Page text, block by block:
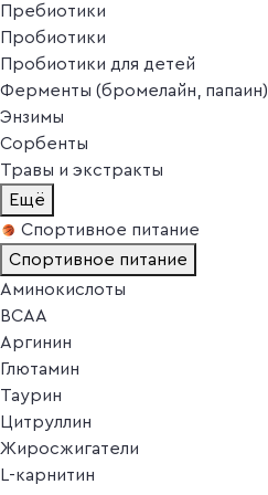
Пребиотики
Пробиотики
Пробиотики для детей
Ферменты (бромелайн, папаин)
Энзимы
Сорбенты
Травы и экстракты
Ещё
Спортивное питание
Спортивное питание
Аминокислоты
BCAA
Аргинин
Глютамин
Таурин
Цитруллин
Жиросжигатели
L-карнитин